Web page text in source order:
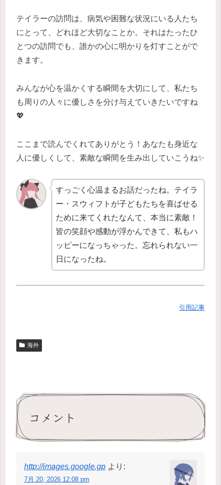
テイラーの訪問は、病気や困難な状況にいる人たち
にとって、どれほど大切なことか。それはたったひ
とつの訪問でも、誰かの心に明かりを灯すことがで
きます。
みんなが心を温かくする瞬間を大切にして、私たち
も周りの人々に優しさを分け与えていきたいですね
💖
ここまで読んでくれてありがとう！あなたも身近な
人に優しくして、素敵な瞬間を生み出していこうね✨
すっごく心温まるお話だったね。テイラ
ー・スウィフトが子どもたちを喜ばせる
ために来てくれたなんて、本当に素敵！
皆の笑顔や感動が浮かんできて、私もハ
ッピーになっちゃった。忘れられない一
日になったね。
引用記事
海外
コメント
http://images.google.gp より:
7月 20, 2026 12:08 pm